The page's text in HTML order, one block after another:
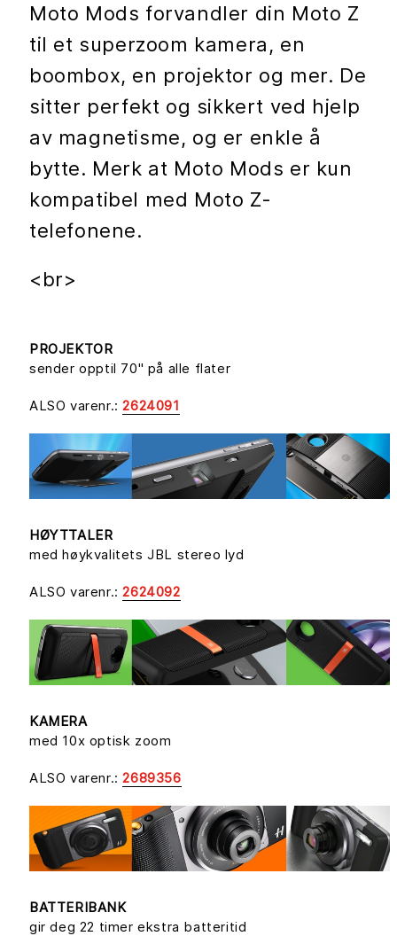
Moto Mods forvandler din Moto Z
til et superzoom kamera, en
boombox, en projektor og mer. De
sitter perfekt og sikkert ved hjelp
av magnetisme, og er enkle å
bytte. Merk at Moto Mods er kun
kompatibel med Moto Z-
telefonene.
<br>
PROJEKTOR
sender opptil 70" på alle flater
ALSO varenr.:2624091
HØYTTALER
med høykvalitets JBL stereo lyd
ALSO varenr.:2624092
KAMERA
med 10x optisk zoom
ALSO varenr.:2689356
BATTERIBANK
gir deg 22 timer ekstra batteritid